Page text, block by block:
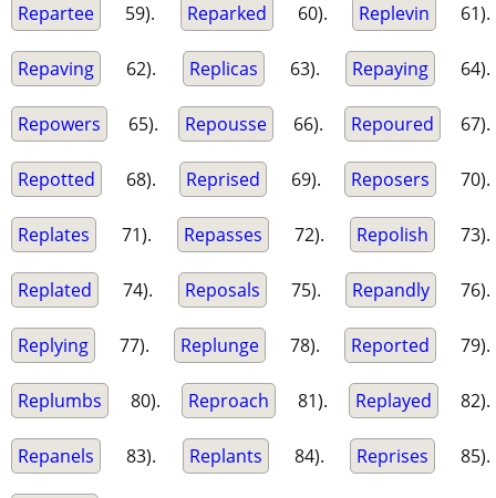
Repartee 59). Reparked 60). Replevin 61).
Repaving 62). Replicas 63). Repaying 64).
Repowers 65). Repousse 66). Repoured 67).
Repotted 68). Reprised 69). Reposers 70).
Replates 71). Repasses 72). Repolish 73).
Replated 74). Reposals 75). Repandly 76).
Replying 77). Replunge 78). Reported 79).
Replumbs 80). Reproach 81). Replayed 82).
Repanels 83). Replants 84). Reprises 85).